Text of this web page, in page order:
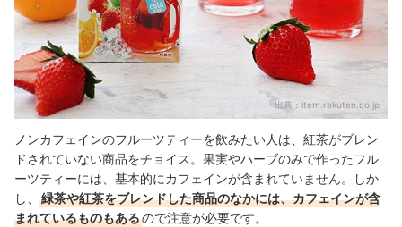
出典： item.rakuten.co.jp
ノンカフェインのフルーツティーを飲みたい人は、紅茶がブレン
ドされていない商品をチョイス。果実やハーブのみで作ったフル
ーツティーには、基本的にカフェインが含まれていません。しか
し、
緑茶や紅茶をブレンドした商品のなかには、カフェインが含
まれているものもあるので注意が必要です。